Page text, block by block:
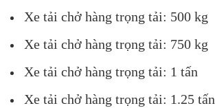
Xe tải chở hàng trọng tải: 500 kg
Xe tải chở hàng trọng tải: 750 kg
Xe tải chở hàng trọng tải: 1 tấn
Xe tải chở hàng trọng tải: 1.25 tấn